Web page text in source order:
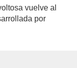
vuelve al
por